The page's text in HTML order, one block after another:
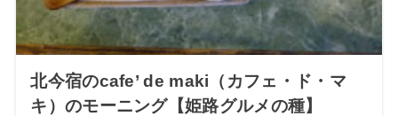
北今宿のcafe’ de maki（カフェ・ド・マ
キ）のモーニング【姫路グルメの種】